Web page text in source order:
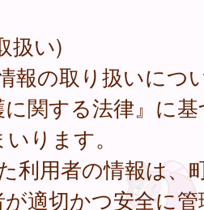
扱い)
の取り扱いにつ
に関する法律』に
ります。
用者の情報は、
が適切かつ安全に